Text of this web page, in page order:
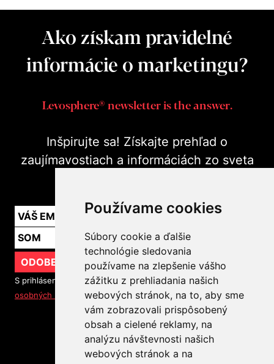
Používame cookies
Súbory cookie a ďalšie
technológie sledovania
používame na zlepšenie vášho
zážitku z prehliadania našich
webových stránok, na to, aby sme
vám zobrazovali prispôsobený
obsah a cielené reklamy, na
analýzu návštevnosti našich
webových stránok a na
Ako získam pravidelné
informácie o marketingu?
Levosphere® newsletter is the answer.
Inšpirujte sa! Získajte prehľad o
zaujímavostiach a informáciách zo sveta
ODOBERAŤ
S prihlásením na odber noviniek súhlasíte so spracovaním
osobných údajov
SLEDUJTE NÁS